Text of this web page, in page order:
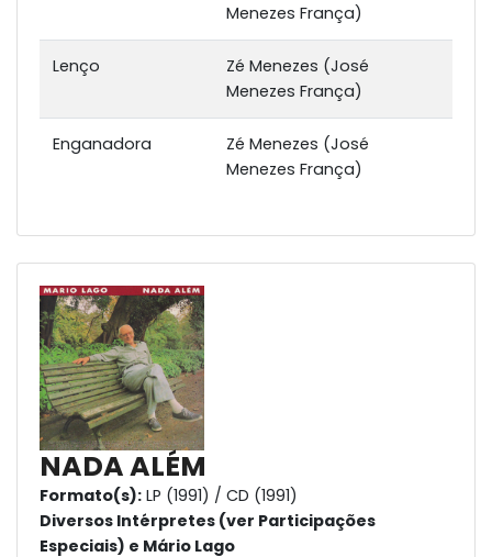
Menezes França)
Lenço
Zé Menezes (José
Menezes França)
Enganadora
Zé Menezes (José
Menezes França)
NADA ALÉM
Formato(s): LP (1991) / CD (1991)
Diversos Intérpretes (ver Participações
Especiais) e Mário Lago